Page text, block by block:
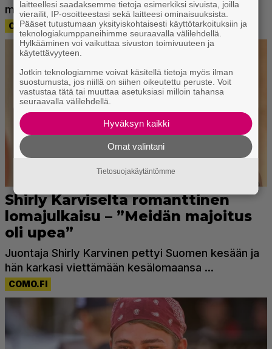
laitteellesi saadaksemme tietoja esimerkiksi sivuista, joilla
vierailit, IP-osoitteestasi sekä laitteesi ominaisuuksista.
Pääset tutustumaan yksityiskohtaisesti käyttötarkoituksiin ja
teknologiakumppaneihimme seuraavalla välilehdellä.
Hylkääminen voi vaikuttaa sivuston toimivuuteen ja
käytettävyyteen.
Jotkin teknologiamme voivat käsitellä tietoja myös ilman
suostumusta, jos niillä on siihen oikeutettu peruste. Voit
vastustaa tätä tai muuttaa asetuksiasi milloin tahansa
seuraavalla välilehdellä.
Hyväksyn kaikki
Omat valintani
Tietosuojakäytäntömme